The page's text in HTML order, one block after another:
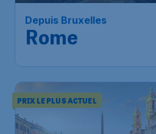
Bruxelles-National
Rome
Vinci de Rome Fiumicino
PRIX LE PLUS ACTUEL